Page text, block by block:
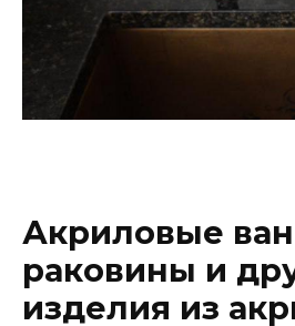
Акриловые
раковины и
изделия из